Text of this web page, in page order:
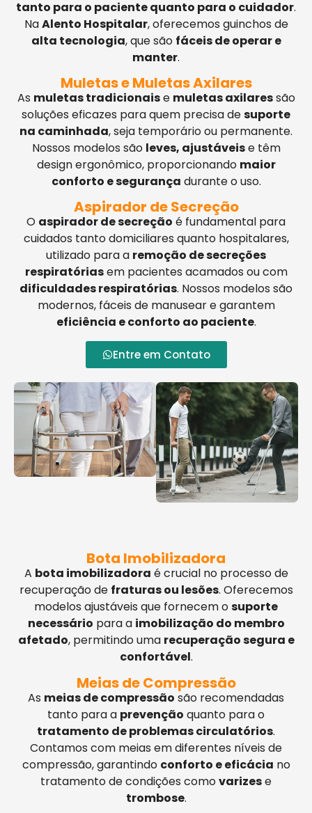
tanto para o paciente quanto para o cuidador.
NaAlento Hospitalar, oferecemos guinchos de
alta tecnologia, que são fáceis de operar e
manter.
Muletas e Muletas Axilares
As muletas tradicionaise muletas axilaressão
soluções eficazes para quem precisa desuporte
na caminhada, seja temporário ou permanente.
Nossos modelos são leves, ajustáveise têm
design ergonômico, proporcionando maior
conforto e segurança durante o uso.
Aspirador de Secreção
O aspirador de secreção é fundamental para
cuidados tanto domiciliares quanto hospitalares,
utilizado para a remoção de secreções
respiratóriasem pacientes acamados ou com
dificuldades respiratórias. Nossos modelos são
modernos, fáceis de manusear e garantem
eficiência e conforto ao paciente.
Entre em Contato
Bota Imobilizadora
A bota imobilizadora é crucial no processo de
recuperação de fraturas ou lesões. Oferecemos
modelos ajustáveis que fornecem osuporte
necessário para a imobilização do membro
afetado, permitindo uma recuperação segura e
confortável.
Meias de Compressão
As meias de compressão são recomendadas
tanto para a prevenção quanto para o
tratamento de problemas circulatórios.
Contamos com meias em diferentes níveis de
compressão, garantindo conforto e eficácia no
tratamento de condições comovarizese
trombose.